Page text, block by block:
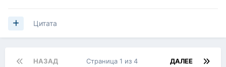
Цитата
НАЗАД ДАЛЕЕ
Страница 1 из 4